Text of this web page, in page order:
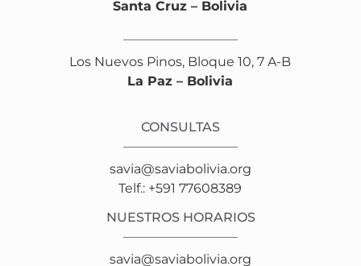
Santa Cruz – Bolivia
Los Nuevos Pinos, Bloque 10, 7 A-B
La Paz – Bolivia
CONSULTAS
savia@saviabolivia.org
Telf.: +591 77608389
NUESTROS HORARIOS
savia@saviabolivia.org